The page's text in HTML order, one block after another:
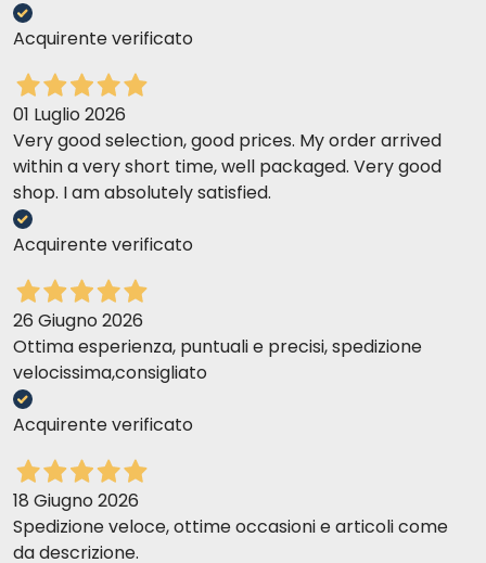
Acquirente verificato
01 Luglio 2026
Very good selection, good prices. My order arrived
within a very short time, well packaged. Very good
shop. I am absolutely satisfied.
Acquirente verificato
26 Giugno 2026
Ottima esperienza, puntuali e precisi, spedizione
velocissima,consigliato
Acquirente verificato
18 Giugno 2026
Spedizione veloce, ottime occasioni e articoli come
da descrizione.